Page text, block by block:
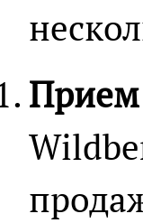
Прием